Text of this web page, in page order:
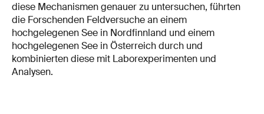
diese Mechanismen genauer zu untersuchen, führten
die Forschenden Feldversuche an einem
hochgelegenen See in Nordfinnland und einem
hochgelegenen See in Österreich durch und
kombinierten diese mit Laborexperimenten und
Analysen.